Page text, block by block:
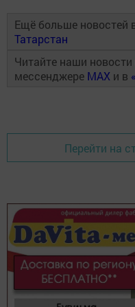
Ещё больше новостей
Татарстан
Читайте наши
мессенджере MAX и в
Перейти на